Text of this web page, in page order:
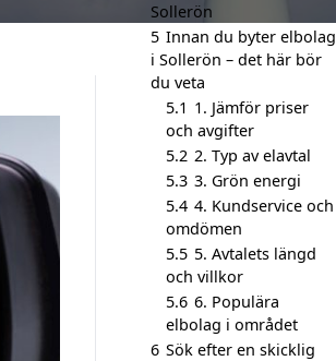
Sollerön
5 Innan du byter elbolag
i Sollerön – det här bör
du veta
5.1 1. Jämför priser
och avgifter
5.2 2. Typ av elavtal
5.3 3. Grön energi
5.4 4. Kundservice och
omdömen
5.5 5. Avtalets längd
och villkor
5.6 6. Populära
elbolag i området
6 Sök efter en skicklig